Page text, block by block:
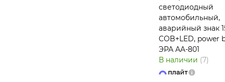
светодиодный
автомобильный,
аварийный знак
COB+LED, power
ЭРА AA-801
В наличии (7)